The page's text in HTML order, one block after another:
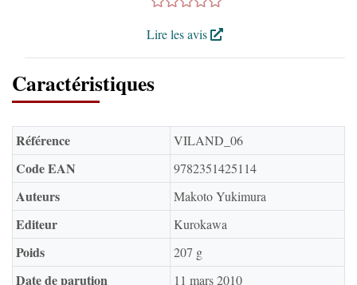
Lire les avis
Caractéristiques
Référence VILAND_06
Code EAN 9782351425114
Auteurs Makoto Yukimura
Editeur Kurokawa
Poids 207 g
Date de parution 11 mars 2010